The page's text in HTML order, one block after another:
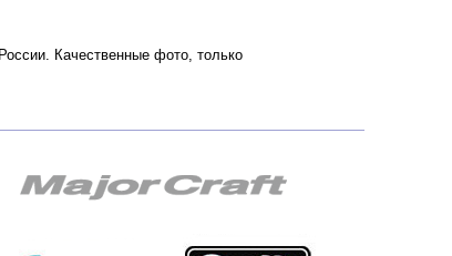
Качественные фото, только